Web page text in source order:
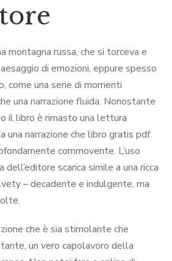
montagna russa, che si torceva e
di emozioni, eppure spesso
come una serie di momenti
una narrazione fluida. Nonostante
il libro è rimasto una lettura
una narrazione che libro gratis pdf
commovente. L’uso
dell’editore scarica simile a una ricca
– decadente e indulgente, ma
che è sia stimolante che
un vero capolavoro della